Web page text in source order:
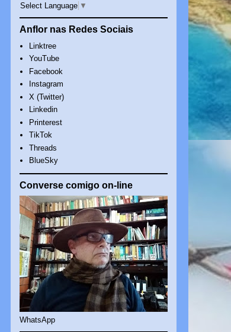
Select Language ▼
Anflor nas Redes Sociais
Linktree
YouTube
Facebook
Instagram
X (Twitter)
Linkedin
Printerest
TikTok
Threads
BlueSky
Converse comigo on-line
WhatsApp